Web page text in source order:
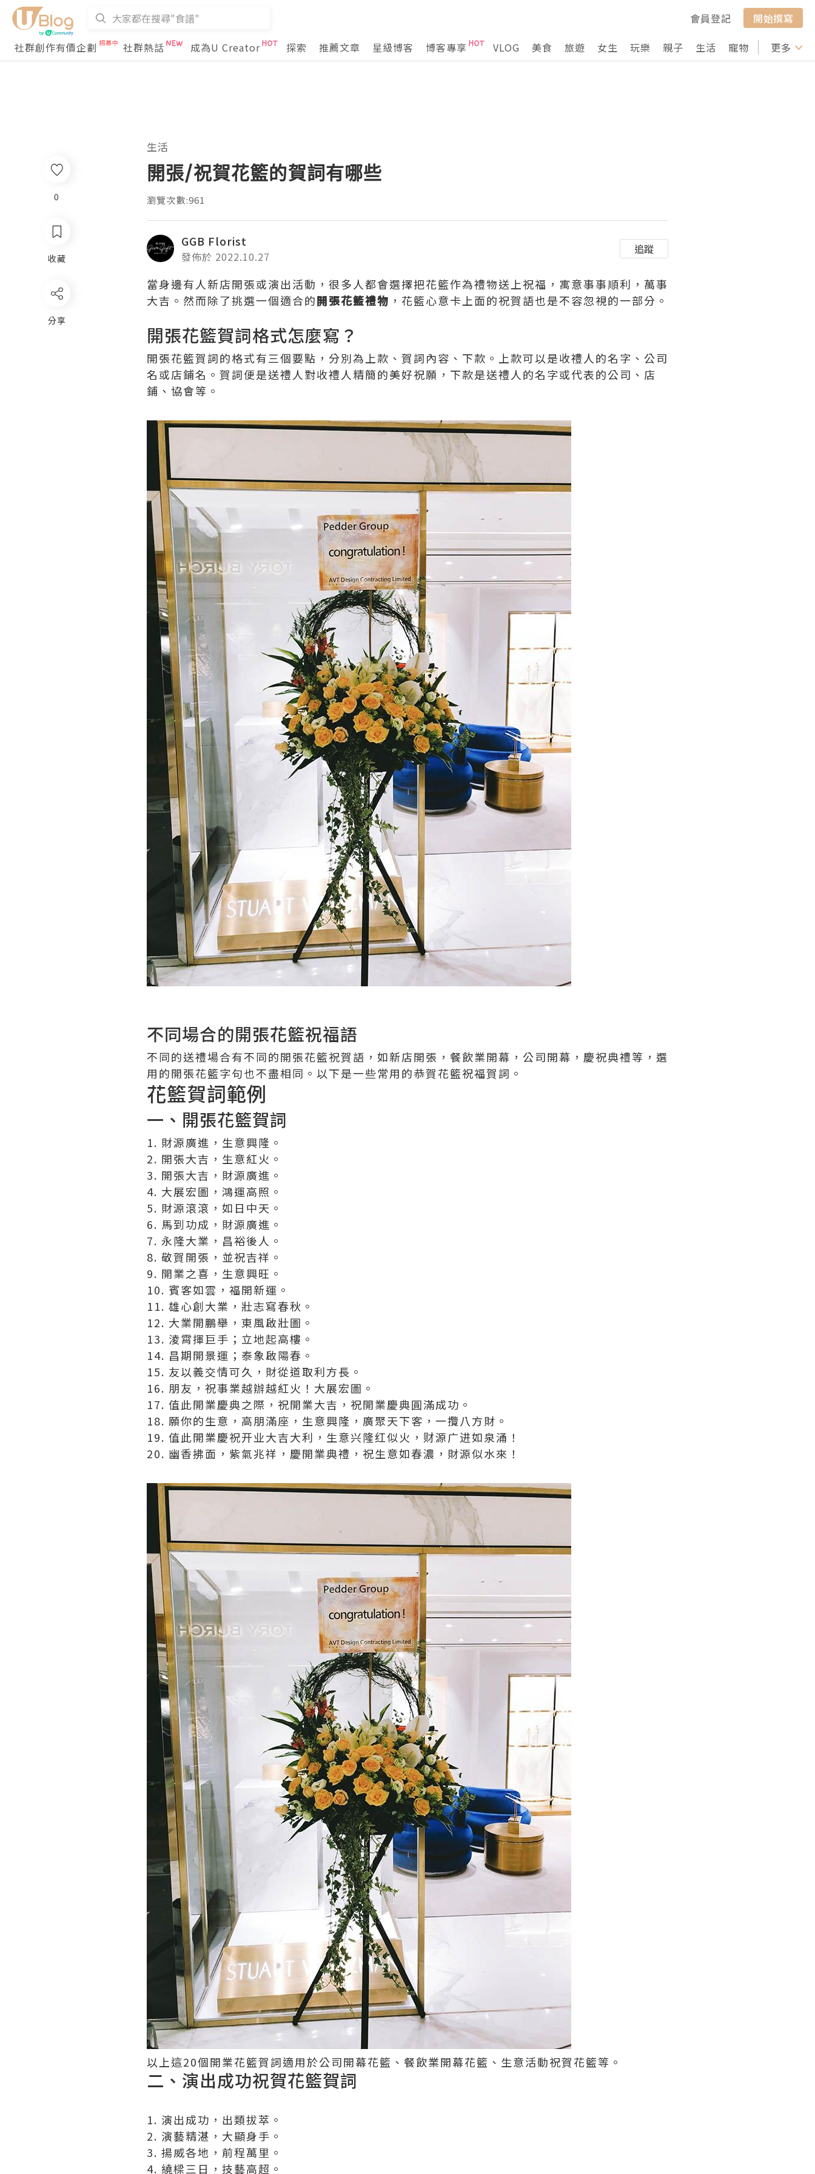
會員登記
開始撰寫
社群創作有價企劃
社群熱話 成為U Creator 探索 推薦文章 星級博客 博客專享 VLOG 美食 旅遊 女生 玩樂 親子 生活 寵物 行山 打卡
更多
0
收藏
分享
生活
開張/祝賀花籃的賀詞有哪些
瀏覽次數:961
GGB Florist
發佈於 2022.10.27
追蹤
當身邊有人新店開張或演出活動，很多人都會選擇把花籃作為禮物送上祝福，寓意事事順利，萬事
大吉。然而除了挑選一個適合的開張花籃禮物 ，花籃心意卡上面的祝賀語也是不容忽視的一部分。
開張花籃賀詞格式怎麼寫？
開張花籃賀詞的格式有三個要點，分別為上款、賀詞內容、下款。上款可以是收禮人的名字、公司
名或店鋪名。賀詞便是送禮人對收禮人精簡的美好祝願，下款是送禮人的名字或代表的公司、店
鋪、協會等。
不同場合的開張花籃祝福語
不同的送禮場合有不同的開張花籃祝賀語，如新店開張，餐飲業開幕，公司開幕，慶祝典禮等，選
用的開張花籃字句也不盡相同。以下是一些常用的恭賀花籃祝福賀詞。
花籃賀詞範例
一、開張花籃賀詞
1. 財源廣進，生意興隆。
2. 開張大吉，生意紅火。
3. 開張大吉，財源廣進。
4. 大展宏圖，鴻運高照。
5. 財源滾滾，如日中天。
6. 馬到功成，財源廣進。
7. 永隆大業，昌裕後人。
8. 敬賀開張，並祝吉祥。
9. 開業之喜，生意興旺。
10. 賓客如雲，福開新運。
11. 雄心創大業，壯志寫春秋。
12. 大業開鵬舉，東風啟壯圖。
13. 淩霄揮巨手；立地起高樓。
14. 昌期開景運；泰象啟陽春。
15. 友以義交情可久，財從道取利方長。
16. 朋友，祝事業越辦越紅火！大展宏圖。
17. 值此開業慶典之際，祝開業大吉，祝開業慶典圓滿成功。
18. 願你的生意，高朋滿座，生意興隆，廣聚天下客，一攬八方財。
19. 值此開業慶祝开业大吉大利，生意兴隆红似火，财源广进如泉涌！
20. 幽香拂面，紫氣兆祥，慶開業典禮，祝生意如春濃，財源似水來！
以上這20個開業花籃賀詞適用於公司開幕花籃、餐飲業開幕花籃、生意活動祝賀花籃等。
二、演出成功祝賀花籃賀詞
1. 演出成功，出類拔萃。
2. 演藝精湛，大顯身手。
3. 揚威各地，前程萬里。
4. 繞樑三日，技藝高超。